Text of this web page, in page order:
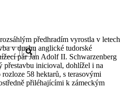
předhradím vyrostla v letech
v duchu anglické tudorské
pár Jan Adolf II. Schwarzenberg
přestavbu inicioval, dohlížel i na
58 hektarů, s terasovými
přiléhajícími k zámeckým